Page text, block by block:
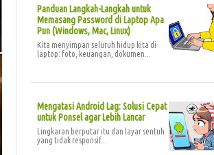
Panduan Langkah-Langkah untuk
Memasang Password di Laptop Apa
Pun (Windows, Mac, Linux)
Kita menyimpan seluruh hidup kita di
laptop: foto, keuangan, dokumen...
Mengatasi Android Lag: Solusi Cepat
untuk Ponsel agar Lebih Lancar
Lingkaran berputar itu dan layar sentuh
yang tidak responsif....